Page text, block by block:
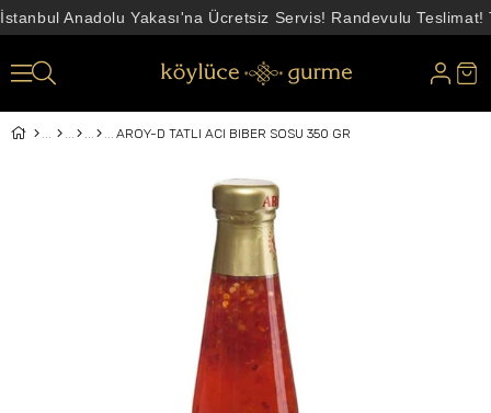
İstanbul Anadolu Yakası'na Ücretsiz Servis! Randevulu
AROY-D TATLI ACI BIBER SOSU 350 GR